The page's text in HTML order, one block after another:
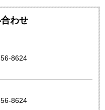
わせ
8624
8624